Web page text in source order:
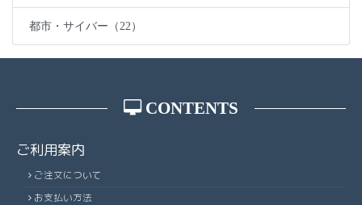
都市・サイバー（22）
CONTENTS
ご利用案内
ご注文について
お支払い方法